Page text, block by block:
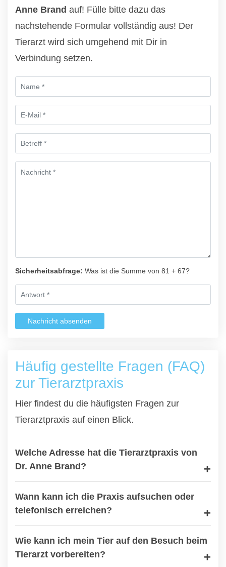
Anne Brand auf! Fülle bitte dazu das
nachstehende Formular vollständig aus! Der
Tierarzt wird sich umgehend mit Dir in
Verbindung setzen.
Sicherheitsabfrage: Was ist die Summe von 81 + 67?
Nachricht absenden
Häufig gestellte Fragen (FAQ)
zur Tierarztpraxis
Hier findest du die häufigsten Fragen zur
Tierarztpraxis auf einen Blick.
Welche Adresse hat die Tierarztpraxis von
Dr. Anne Brand?
Wann kann ich die Praxis aufsuchen oder
telefonisch erreichen?
Wie kann ich mein Tier auf den Besuch beim
Tierarzt vorbereiten?